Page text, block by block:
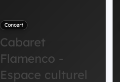
Concert
Cabaret
Flamenco -
Espace culturel